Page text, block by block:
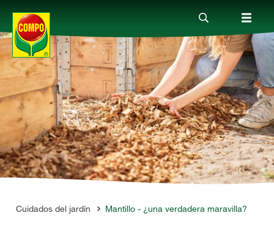
Productos
Consejos
Mundo Compo
Servicio
Cuidados del jardín Mantillo - ¿una verdadera maravilla?